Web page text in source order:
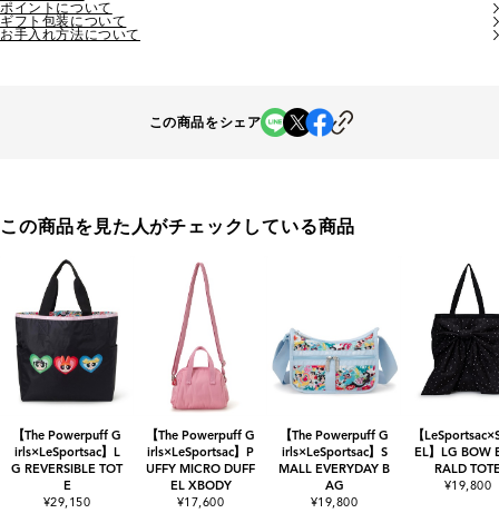
ポイントについて
ギフト包装について
お手入れ方法について
この商品をシェア
この商品を見た人がチェックしている商品
【The Powerpuff G
irls×LeSportsac】L
G REVERSIBLE TOT
E
¥29,150
【The Powerpuff G
irls×LeSportsac】P
UFFY MICRO DUFF
EL XBODY
¥17,600
【The Powerpuff G
irls×LeSportsac】S
MALL EVERYDAY B
AG
¥19,800
【
EL】LG BOW
RALD
¥19,800